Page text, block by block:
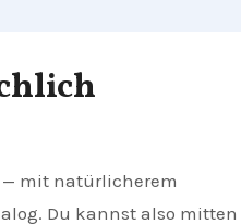
— mit natürlicherem
Du kannst also mitten